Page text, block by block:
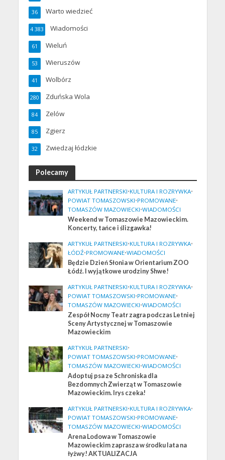
Warto wiedzieć
36
Wiadomości
4 383
Wieluń
61
Wieruszów
53
Wolbórz
41
Zduńska Wola
280
Zelów
84
Zgierz
85
Zwiedzaj łódzkie
32
Polecamy
ARTYKUŁ PARTNERSKI•KULTURA I ROZRYWKA•
POWIAT TOMASZOWSKI•PROMOWANE•
TOMASZÓW MAZOWIECKI•WIADOMOŚCI
Weekend w Tomaszowie Mazowieckim.
Koncerty, tańce i ślizgawka!
ARTYKUŁ PARTNERSKI•KULTURA I ROZRYWKA•
ŁÓDŹ•PROMOWANE•WIADOMOŚCI
Będzie Dzień Słonia w Orientarium ZOO
Łódź. I wyjątkowe urodziny Shwe!
ARTYKUŁ PARTNERSKI•KULTURA I ROZRYWKA•
POWIAT TOMASZOWSKI•PROMOWANE•
TOMASZÓW MAZOWIECKI•WIADOMOŚCI
Zespół Nocny Teatr zagra podczas Letniej
Sceny Artystycznej w Tomaszowie
Mazowieckim
ARTYKUŁ PARTNERSKI•
POWIAT TOMASZOWSKI•PROMOWANE•
TOMASZÓW MAZOWIECKI•WIADOMOŚCI
Adoptuj psa ze Schroniska dla
Bezdomnych Zwierząt w Tomaszowie
Mazowieckim. Irys czeka!
ARTYKUŁ PARTNERSKI•KULTURA I ROZRYWKA•
POWIAT TOMASZOWSKI•PROMOWANE•
TOMASZÓW MAZOWIECKI•WIADOMOŚCI
Arena Lodowa w Tomaszowie
Mazowieckim zaprasza w środku lata na
łyżwy! AKTUALIZACJA